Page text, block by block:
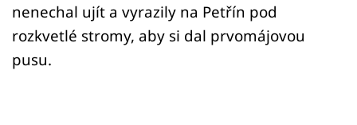
nenechal ujít a vyrazily na Petřín pod
rozkvetlé stromy, aby si dal prvomájovou
pusu.